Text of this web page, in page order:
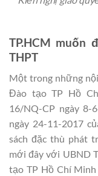
TP.HCM muốn
THPT
Một trong những
Đào tạo TP Hồ
16/NQ-CP ngày
ngày 24-11-2017
sách đặc thù phát
mới đây với UBND
tạo TP Hồ Chí